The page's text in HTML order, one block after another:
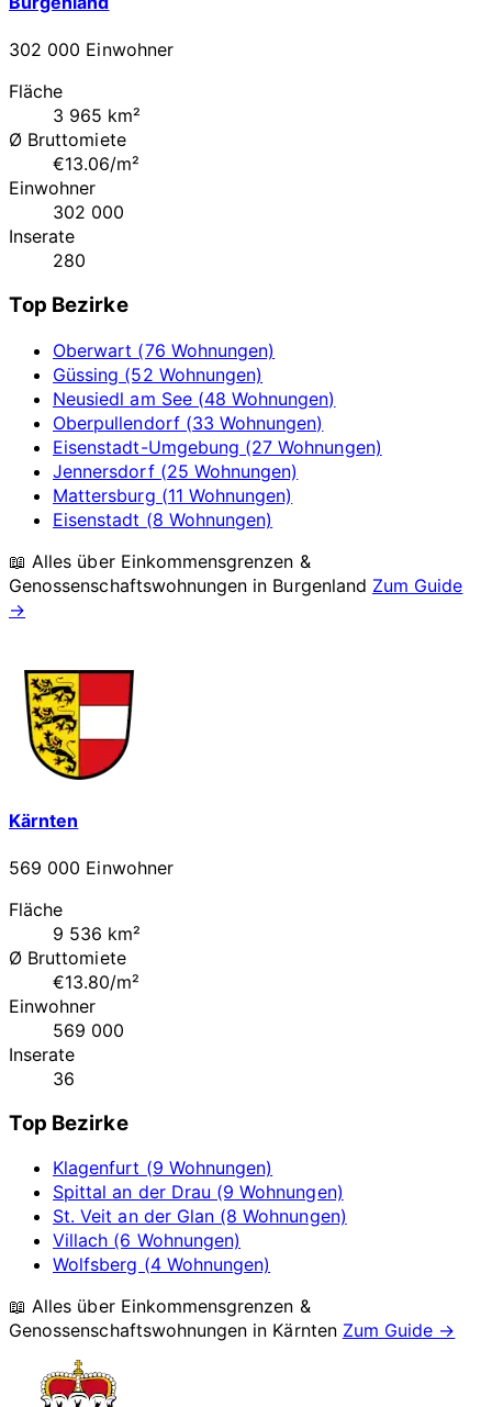
302 000 Einwohner
Fläche
3 965 km²
Ø Bruttomiete
€13.06/m²
Einwohner
302 000
Inserate
280
Top Bezirke
Oberwart (76 Wohnungen)
Güssing (52 Wohnungen)
Neusiedl am See (48 Wohnungen)
Oberpullendorf (33 Wohnungen)
Eisenstadt-Umgebung (27 Wohnungen)
Jennersdorf (25 Wohnungen)
Mattersburg (11 Wohnungen)
Eisenstadt (8 Wohnungen)
📖 Alles über Einkommensgrenzen &
Genossenschaftswohnungen in Burgenland Zum Guide
→
Kärnten
569 000 Einwohner
Fläche
9 536 km²
Ø Bruttomiete
€13.80/m²
Einwohner
569 000
Inserate
36
Top Bezirke
Klagenfurt (9 Wohnungen)
Spittal an der Drau (9 Wohnungen)
St. Veit an der Glan (8 Wohnungen)
Villach (6 Wohnungen)
Wolfsberg (4 Wohnungen)
📖 Alles über Einkommensgrenzen &
Genossenschaftswohnungen in Kärnten Zum Guide →